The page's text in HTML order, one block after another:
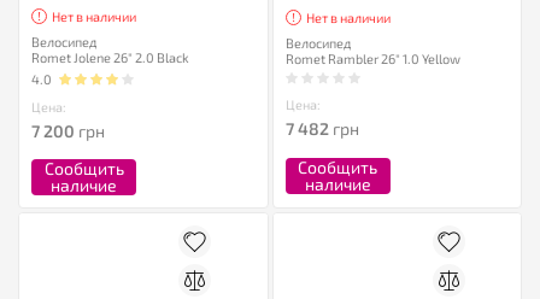
Нет в наличии
Велосипед
Romet Jolene 26" 2.0 Black
4.0
Цена:
7 200 грн
Сообщить
наличие
Нет в наличии
Велосипед
Romet Rambler 26" 1.0 Yellow
Цена:
7 482грн
Сообщить
наличие